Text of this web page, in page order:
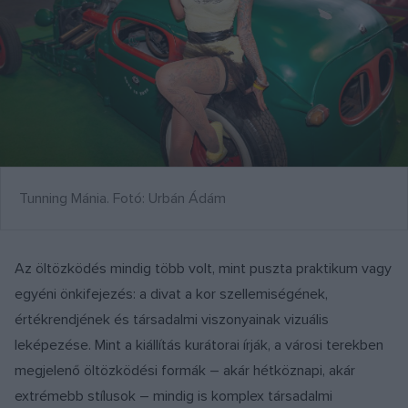
Tunning Mánia. Fotó: Urbán Ádám
Az öltözködés mindig több volt, mint puszta praktikum vagy
egyéni önkifejezés: a divat a kor szellemiségének,
értékrendjének és társadalmi viszonyainak vizuális
leképezése. Mint a kiállítás kurátorai írják, a városi terekben
megjelenő öltözködési formák – akár hétköznapi, akár
extrémebb stílusok – mindig is komplex társadalmi